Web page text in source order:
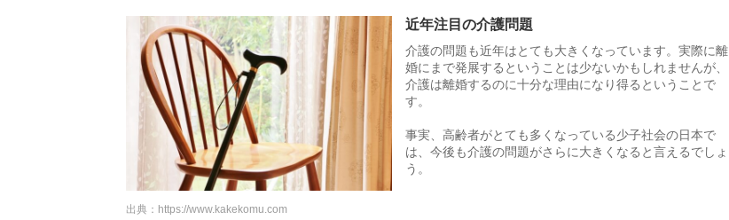
近年注目の介護問題
介護の問題も近年はとても大きくなっています。実際に離
婚にまで発展するということは少ないかもしれませんが、
介護は離婚するのに十分な理由になり得るということで
す。
事実、高齢者がとても多くなっている少子社会の日本で
は、今後も介護の問題がさらに大きくなると言えるでしょ
う。
出典： https://www.kakekomu.com